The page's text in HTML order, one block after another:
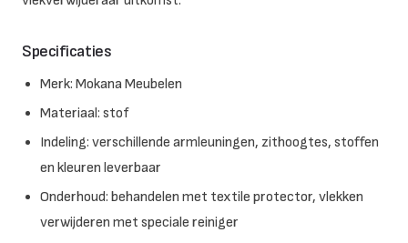
Specificaties
Merk: Mokana Meubelen
Materiaal: stof
Indeling: verschillende armleuningen, zithoogtes, stoffen
en kleuren leverbaar
Onderhoud: behandelen met textile protector, vlekken
verwijderen met speciale reiniger